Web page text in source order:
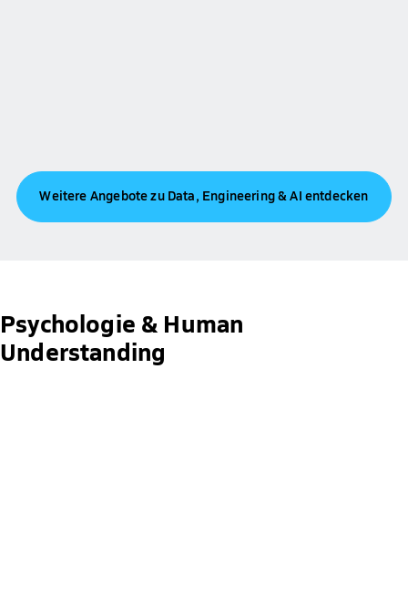
Weitere Angebote zu Data, Engineering & AI entdecken
Psychologie & Human
Understanding